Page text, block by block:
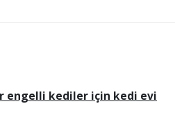
engelli kediler için kedi evi